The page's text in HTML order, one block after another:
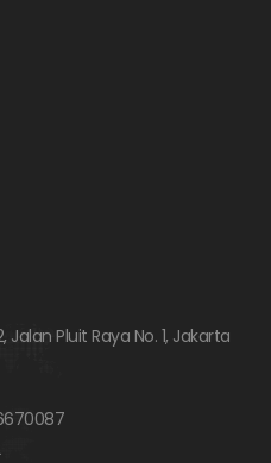
Pluit Raya No. 1, Jakarta